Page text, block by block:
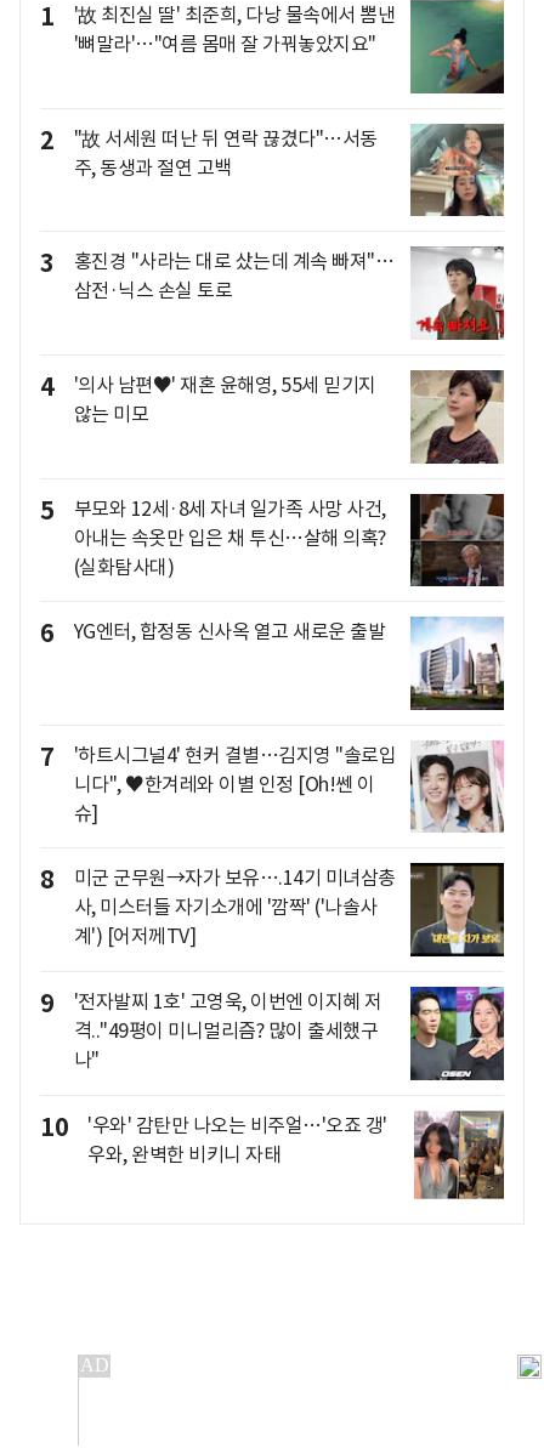
1
'故 최진실 딸' 최준희, 다낭 물속에서 뽐낸
'뼈말라'…"여름 몸매 잘 가꿔놓았지요"
2
"故 서세원 떠난 뒤 연락 끊겼다"…서동
주, 동생과 절연 고백
3
홍진경 "사라는 대로 샀는데 계속 빠져"…
삼전·닉스 손실 토로
4
'의사 남편♥' 재혼 윤해영, 55세 믿기지
않는 미모
5
부모와 12세·8세 자녀 일가족 사망 사건,
아내는 속옷만 입은 채 투신…살해 의혹?
(실화탐사대)
6 YG엔터, 합정동 신사옥 열고 새로운 출발
7
'하트시그널4' 현커 결별…김지영 "솔로입
니다", ♥한겨레와 이별 인정 [Oh!쎈 이
슈]
8
미군 군무원→자가 보유….14기 미녀삼총
사, 미스터들 자기소개에 '깜짝' ('나솔사
계') [어저께TV]
9
'전자발찌 1호' 고영욱, 이번엔 이지혜 저
격.."49평이 미니멀리즘? 많이 출세했구
나"
10
'우와' 감탄만 나오는 비주얼…'오죠 갱'
우와, 완벽한 비키니 자태